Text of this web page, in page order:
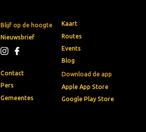
Blijf op de hoogte
Nieuwsbrief
Download de app
Apple App Store
Google Play Store
Kaart
Routes
Events
Blog
Contact
Pers
Gemeentes